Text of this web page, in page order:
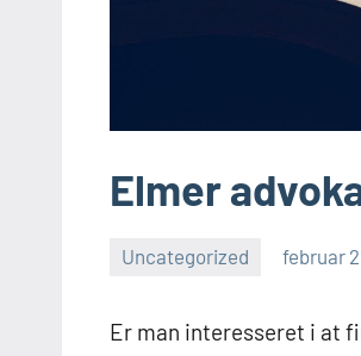
Elmer
Uncategorized februar
Er man interesseret i at